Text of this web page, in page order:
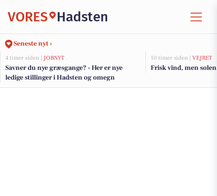
VORES Hadsten
Seneste nyt ›
4 timer siden | JOBNYT
Savner du nye græsgange? - Her er nye
ledige stillinger i Hadsten og omegn
10 timer siden | VEJRET
Frisk vind, men